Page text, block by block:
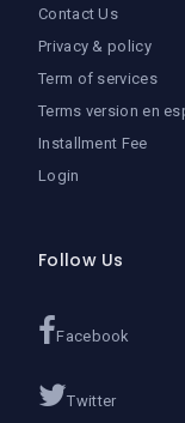
Contact Us
Privacy & policy
Term of services
Terms version en
Installment Fee
Login
Follow Us
Facebook
Twitter